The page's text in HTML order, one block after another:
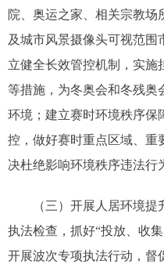
院、奥运之家、相关宗教场
及城市风景摄像头可视范围
立健全长效管控机制，实施
等措施，为冬奥会和冬残奥
环境；建立赛时环境秩序保
控，做好赛时重点区域、重
决杜绝影响环境秩序违法行
（三）开展人居环境
执法检查，抓好“投放、收
开展波次专项执法行动，督